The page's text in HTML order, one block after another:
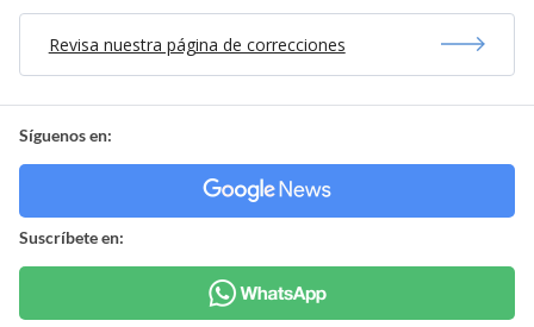
Revisa nuestra página de correcciones
Síguenos en:
Suscríbete en: